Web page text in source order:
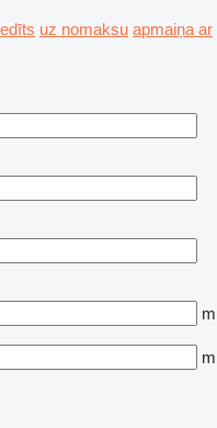
uz nomaksu apmaiņa ar
m
m